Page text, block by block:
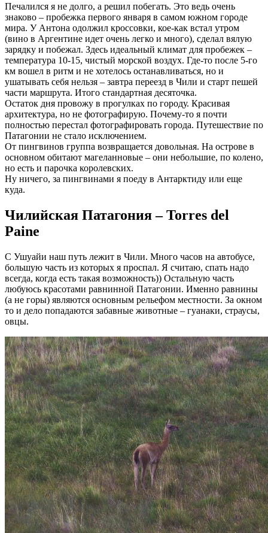
Печалился я не долго, а решил побегать. Это ведь очень
знаково – пробежка первого января в самом южном городе
мира. У Антона одолжил кроссовки, кое-как встал утром
(вино в Аргентине идет очень легко и много), сделал вялую
зарядку и побежал. Здесь идеальный климат для пробежек –
температура 10-15, чистый морской воздух. Где-то после 5-го
км вошел в ритм и не хотелось останавливаться, но и
ушатывать себя нельзя – завтра переезд в Чили и старт пешей
части маршрута. Итого стандартная десяточка.
Остаток дня провожу в прогулках по городу. Красивая
архитектура, но не фотографирую. Почему-то я почти
полностью перестал фотографировать города. Путешествие по
Патагонии не стало исключением.
От пингвинов группа возвращается довольная. На острове в
основном обитают магеланновые – они небольшие, по колено,
но есть и парочка королевских.
Ну ничего, за пингвинами я поеду в Антарктиду или еще
куда.
Чилийская Патагония – Torres del
Paine
С Ушуайи наш путь лежит в Чили. Много часов на автобусе,
большую часть из которых я проспал. Я считаю, спать надо
всегда, когда есть такая возможность)) Остальную часть
любуюсь красотами равнинной Патагонии. Именно равнины
(а не горы) являются основным рельефом местности. За окном
то и дело попадаются забавные животные – гуанаки, страусы,
овцы.